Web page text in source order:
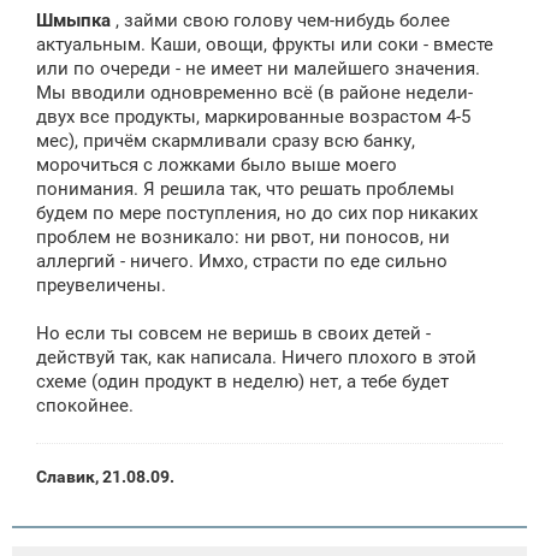
б
щ
н
и
Шмыпка , займи свою голову чем-нибудь более
актуальным. Каши, овощи, фрукты или соки - вместе
или по очереди - не имеет ни малейшего значения.
Мы вводили одновременно всё (в районе недели-
двух все продукты, маркированные возрастом 4-5
мес), причём скармливали сразу всю банку,
морочиться с ложками было выше моего
понимания. Я решила так, что решать проблемы
будем по мере поступления, но до сих пор никаких
проблем не возникало: ни рвот, ни поносов, ни
аллергий - ничего. Имхо, страсти по еде сильно
преувеличены.
Но если ты совсем не веришь в своих детей -
действуй так, как написала. Ничего плохого в этой
схеме (один продукт в неделю) нет, а тебе будет
спокойнее.
Славик, 21.08.09.